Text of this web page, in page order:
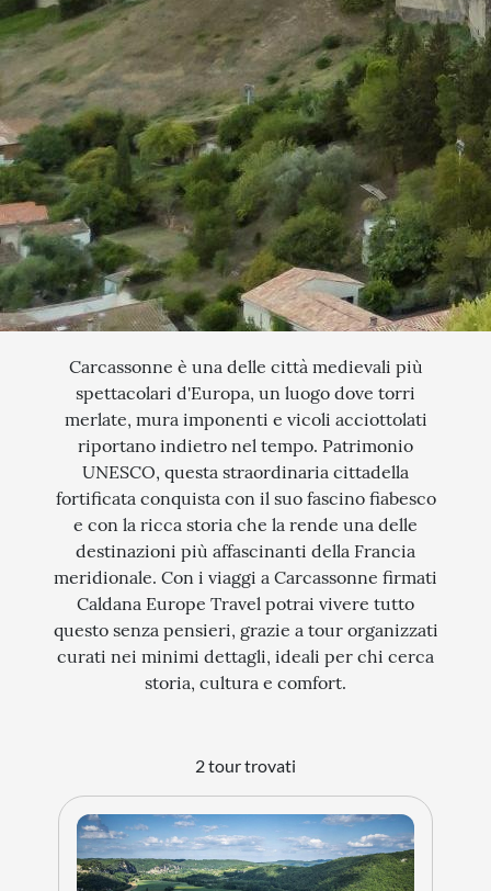
Carcassonne è una delle città medievali più
spettacolari d'Europa, un luogo dove torri
merlate, mura imponenti e vicoli acciottolati
riportano indietro nel tempo. Patrimonio
UNESCO, questa straordinaria cittadella
fortificata conquista con il suo fascino fiabesco
e con la ricca storia che la rende una delle
destinazioni più affascinanti della Francia
meridionale. Con i viaggi a Carcassonne firmati
Caldana Europe Travel potrai vivere tutto
questo senza pensieri, grazie a tour organizzati
curati nei minimi dettagli, ideali per chi cerca
storia, cultura e comfort.
2 tour trovati
QUANDO VUOI PARTIRE?
SCEGLI LE DATE
AGOSTO
FERRAGOSTO
SETTEMBRE
OTTOBRE
PONTE DI OGNISSANTI
INTERESSI
QUALI SONO I TUOI INTERESSI?
MERCATINI DI NATALE
NOVITA
EXCLUSIVE
SOGGIORNO CON ESCURSIONI
TOUR ESCORTED
TRATTI DI PASSEGGIATA
SCOPERTA
NATURA
I LUOGHI DELLO SPIRITO
STORIA
CITTÀ
EVENTI SPECIALI
ARTE E CULTURA
CERCA IL TUO VIAGGIO